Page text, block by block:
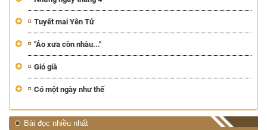
Tuyết mai Yên Tử
"Áo xưa còn nhàu..."
Gió già
Có một ngày như thế
Bài đọc nhiều nhất